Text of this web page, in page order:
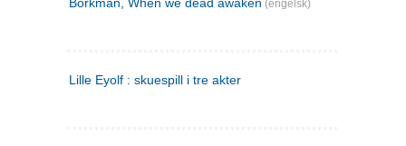
Borkman, When we dead awaken (engelsk)
Lille Eyolf : skuespill i tre akter